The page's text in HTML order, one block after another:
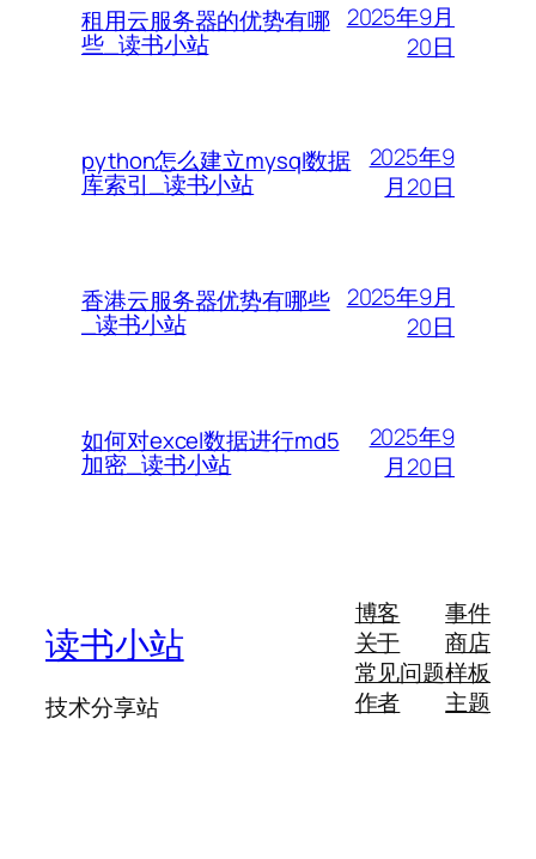
租用云服务器的优势有哪
些_读书小站
2025年9月
20日
python怎么建立mysql数据
库索引_读书小站
2025年9
月20日
香港云服务器优势有哪些
_读书小站
2025年9月
20日
如何对excel数据进行md5
加密_读书小站
2025年9
月20日
读书小站
技术分享站
博客
关于
常见问题
作者
事件
商店
样板
主题